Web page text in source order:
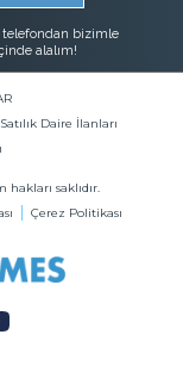
telefondan bizimle
alalım!
Daire İlanları
saklıdır.
Çerez Politikası